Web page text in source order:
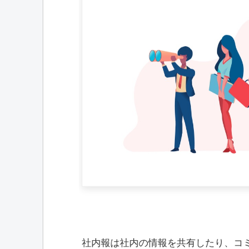
社内報は社内の情報を共有したり、コ